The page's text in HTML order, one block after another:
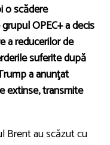
o scădere
OPEC+ a decis
a reducerilor de
suferite după
a anunţat
extinse, transmite
Brent au scăzut cu